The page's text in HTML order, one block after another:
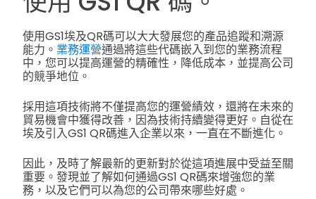
使用GS1埃及QR碼可以大大發展您的產品追蹤和溯源
能力。 業務運營通過將這些代碼嵌入到您的業務流程
中，您可以提高運營的精確性，降低成本，並提高公司
的競爭地位。
採用這項技術將不僅提高您的運營績效，還將在未來的
貿易機會中獲得改善，因為技術持續變得更好。自從在
埃及引入GS1 QR碼進入企業以來，一直在不斷進化。
因此，及時了解最新的更新對於從這項進展中受益至關
重要。發現並了解如何通過GS1 QR碼來增強您的業
務，以及它們可以為您的公司帶來哪些好處。